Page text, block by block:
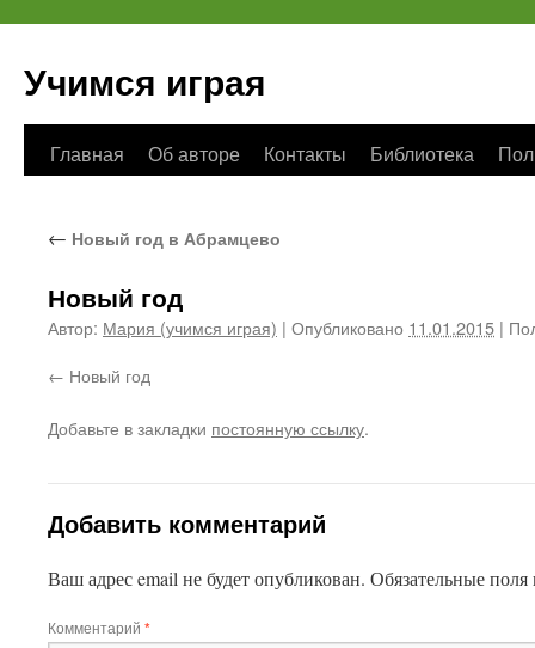
Учимся играя
Перейти
содержимому
Главная Об авторе Контакты Библиотека
← Новый год в Абрамцево
Новый год
Автор: Мария (учимся играя) | Опубликовано 11.01.2015 |
Новый год
Добавьте в закладки постоянную ссылку.
Добавить комментарий
Ваш адрес email не будет опубликован. Обязательные
Комментарий *